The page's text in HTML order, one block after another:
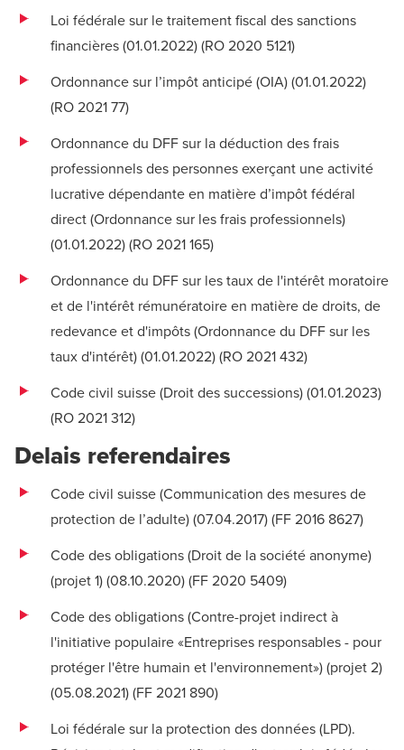
Loi fédérale sur le traitement ﬁscal des sanctions
ﬁnancières (01.01.2022) (RO 2020 5121)
Ordonnance sur l’impôt anticipé (OIA) (01.01.2022)
(RO 2021 77)
Ordonnance du DFF sur la déduction des frais
professionnels des personnes exerçant une activité
lucrative dépendante en matière d’impôt fédéral
direct (Ordonnance sur les frais professionnels)
(01.01.2022) (RO 2021 165)
Ordonnance du DFF sur les taux de l'intérêt moratoire
et de l'intérêt rémunératoire en matière de droits, de
redevance et d'impôts (Ordonnance du DFF sur les
taux d'intérêt) (01.01.2022) (RO 2021 432)
Code civil suisse (Droit des successions) (01.01.2023)
(RO 2021 312)
Delais referendaires
Code civil suisse (Communication des mesures de
protection de l’adulte) (07.04.2017) (FF 2016 8627)
Code des obligations (Droit de la société anonyme)
(projet 1) (08.10.2020) (FF 2020 5409)
Code des obligations (Contre-projet indirect à
l'initiative populaire «Entreprises responsables - pour
protéger l'être humain et l'environnement») (projet 2)
(05.08.2021) (FF 2021 890)
Loi fédérale sur la protection des données (LPD).